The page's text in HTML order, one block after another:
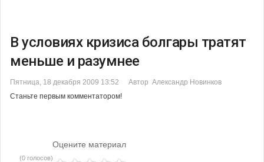
В условиях кризиса болгары тратят
меньше и разумнее
Пятница, 18 декабря 2009 13:52
Автор Александр Новинков
Станьте первым комментатором!
Оцените материал
(0 голосов)